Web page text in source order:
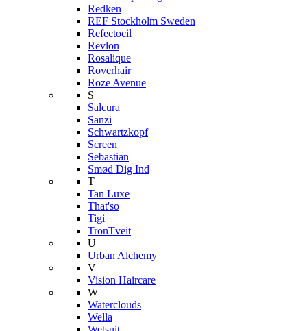
Redken
REF Stockholm Sweden
Refectocil
Revlon
Rosalique
Roverhair
Roze Avenue
S
Salcura
Sanzi
Schwartzkopf
Screen
Sebastian
Smød Dig Ind
T
Tan Luxe
That'so
Tigi
TronTveit
U
Urban Alchemy
V
Vision Haircare
W
Waterclouds
Wella